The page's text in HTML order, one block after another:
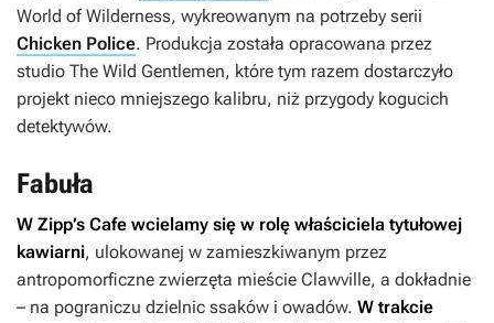
World of Wilderness, wykreowanym na potrzeby serii
Chicken Police. Produkcja została opracowana przez
studio The Wild Gentlemen, które tym razem dostarczyło
projekt nieco mniejszego kalibru, niż przygody kogucich
detektywów.
Fabuła
W Zipp’s Cafe wcielamy się w rolę właściciela tytułowej
kawiarni, ulokowanej w zamieszkiwanym przez
antropomorficzne zwierzęta mieście Clawville, a dokładnie
– na pograniczu dzielnic ssaków i owadów. W trakcie